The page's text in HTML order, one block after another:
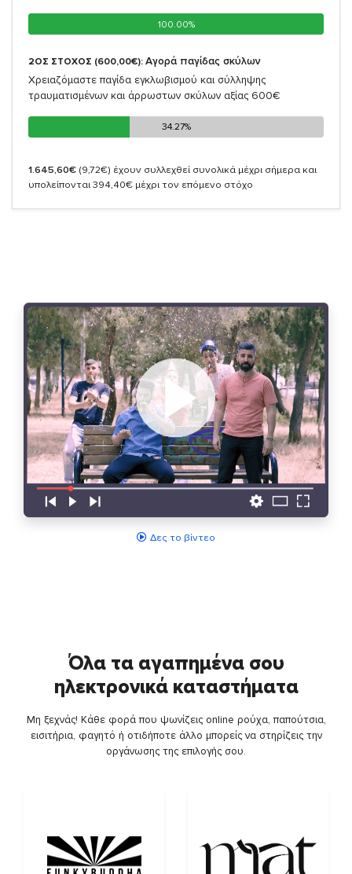
100.00%
100.00%
2ΟΣ ΣΤΟΧΟΣ (600,00€): Αγορά παγίδας σκύλων
Χρειαζόμαστε παγίδα εγκλωβισμού και σύλληψης
τραυματισμένων και άρρωστων σκύλων αξίας 600€
34.27%
34.27%
1.645,60€ (9,72€) έχουν συλλεχθεί συνολικά μέχρι σήμερα και
υπολείπονται 394,40€ μέχρι τον επόμενο στόχο
Δες το βίντεο
Όλα τα αγαπημένα σου
ηλεκτρονικά καταστήματα
Μη ξεχνάς! Κάθε φορά που ψωνίζεις online ρούχα, παπούτσια,
εισιτήρια, φαγητό ή οτιδήποτε άλλο μπορείς να στηρίζεις την
οργάνωσης της επιλογής σου.